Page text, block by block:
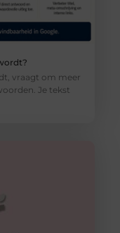
vraagt om meer
Je tekst